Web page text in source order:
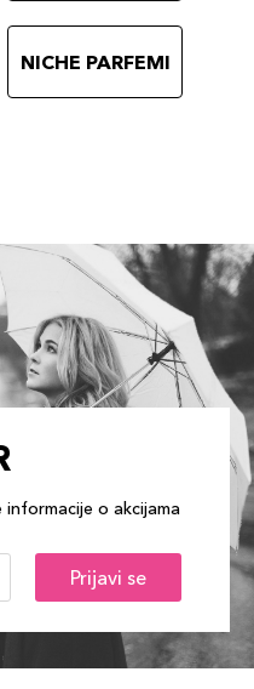
NICHE PARFEMI
o akcijama
Prijavi se